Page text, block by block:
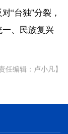
“台独”分裂，
、民族复兴
责任编辑：卢小凡】